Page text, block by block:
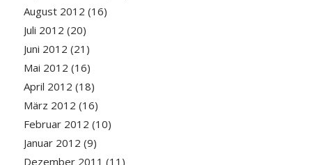
August 2012 (16)
Juli 2012 (20)
Juni 2012 (21)
Mai 2012 (16)
April 2012 (18)
März 2012 (16)
Februar 2012 (10)
Januar 2012 (9)
Dezember 2011 (11)